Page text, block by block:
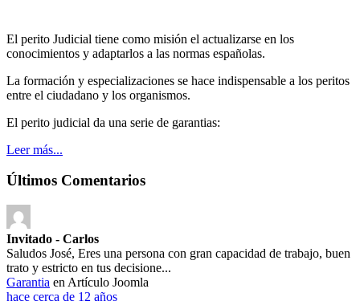
El perito Judicial tiene como misión el actualizarse en los
conocimientos y adaptarlos a las normas españolas.
La formación y especializaciones se hace indispensable a los peritos
entre el ciudadano y los organismos.
El perito judicial da una serie de garantias:
Leer más...
Últimos Comentarios
Invitado - Carlos
Saludos José, Eres una persona con gran capacidad de trabajo, buen
trato y estricto en tus decisione...
Garantia en Artículo Joomla
hace cerca de 12 años